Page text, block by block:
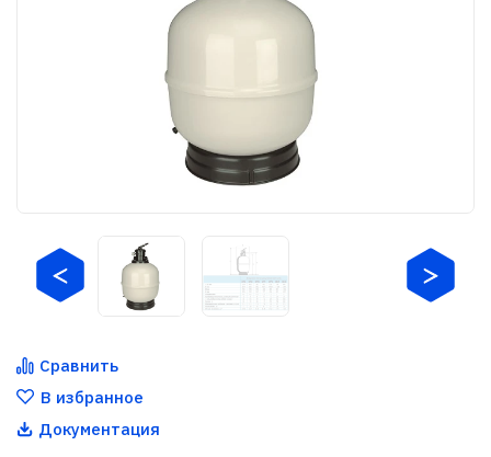
Сравнить
В избранное
Документация